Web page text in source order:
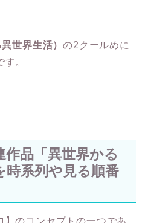
異世界生活）の2クールめに
。
作品「異世界かる
時系列や見る順番